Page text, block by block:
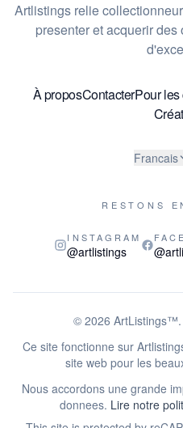
Artlistings relie
presenter et acquerir
À proposContacterPour
Francais
RESTONS
INSTAGRAM
@artlistings
© 2026 ArtListings™
Ce site fonctionne sur
site web pour les
Nous accordons une grande
donnees. Lire notre